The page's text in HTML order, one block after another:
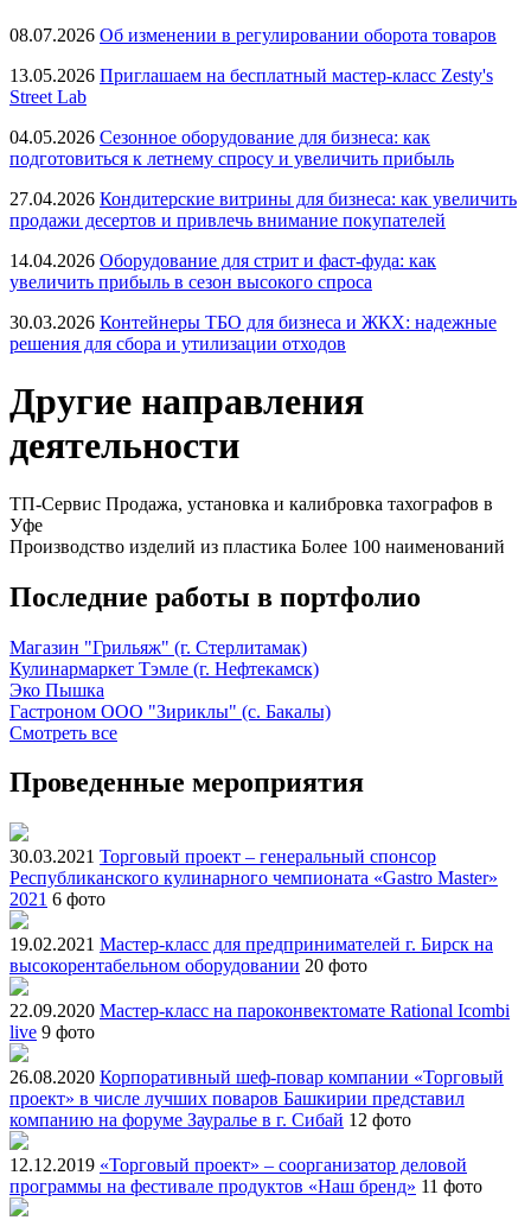
08.07.2026 Об изменении в регулировании оборота товаров
13.05.2026 Приглашаем на бесплатный мастер-класс Zesty's
Street Lab
04.05.2026 Сезонное оборудование для бизнеса: как
подготовиться к летнему спросу и увеличить прибыль
27.04.2026 Кондитерские витрины для бизнеса: как увеличить
продажи десертов и привлечь внимание покупателей
14.04.2026 Оборудование для стрит и фаст-фуда: как
увеличить прибыль в сезон высокого спроса
30.03.2026 Контейнеры ТБО для бизнеса и ЖКХ: надежные
решения для сбора и утилизации отходов
Другие направления
деятельности
ТП-Сервис Продажа, установка и калибровка тахографов в
Уфе
Производство изделий из пластика Более 100 наименований
Последние работы в портфолио
Магазин "Грильяж" (г. Стерлитамак)
Кулинармаркет Тэмле (г. Нефтекамск)
Эко Пышка
Гастроном ООО "Зириклы" (с. Бакалы)
Смотреть все
Проведенные мероприятия
30.03.2021 Торговый проект – генеральный спонсор
Республиканского кулинарного чемпионата «Gastro Master»
2021 6 фото
19.02.2021 Мастер-класс для предпринимателей г. Бирск на
высокорентабельном оборудовании 20 фото
22.09.2020 Мастер-класс на пароконвектомате Rational Icombi
live 9 фото
26.08.2020 Корпоративный шеф-повар компании «Торговый
проект» в числе лучших поваров Башкирии представил
компанию на форуме Зауралье в г. Сибай 12 фото
12.12.2019 «Торговый проект» – соорганизатор деловой
программы на фестивале продуктов «Наш бренд» 11 фото